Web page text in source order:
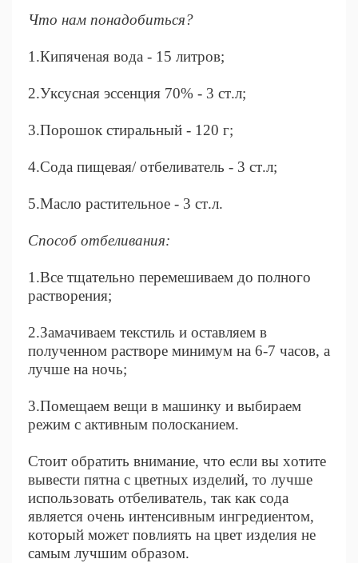
Что нам понадобиться?
1.Кипяченая вода - 15 литров;
2.Уксусная эссенция 70% - 3 ст.л;
3.Порошок стиральный - 120 г;
4.Сода пищевая/ отбеливатель - 3 ст.л;
5.Масло растительное - 3 ст.л.
Способ отбеливания:
1.Все тщательно перемешиваем до полного
растворения;
2.Замачиваем текстиль и оставляем в
полученном растворе минимум на 6-7 часов, а
лучше на ночь;
3.Помещаем вещи в машинку и выбираем
режим с активным полосканием.
Стоит обратить внимание, что если вы хотите
вывести пятна с цветных изделий, то лучше
использовать отбеливатель, так как сода
является очень интенсивным ингредиентом,
который может повлиять на цвет изделия не
самым лучшим образом.